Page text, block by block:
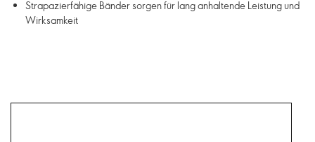
Strapazierfähige Bänder sorgen für lang anhaltende Leistung und
Wirksamkeit